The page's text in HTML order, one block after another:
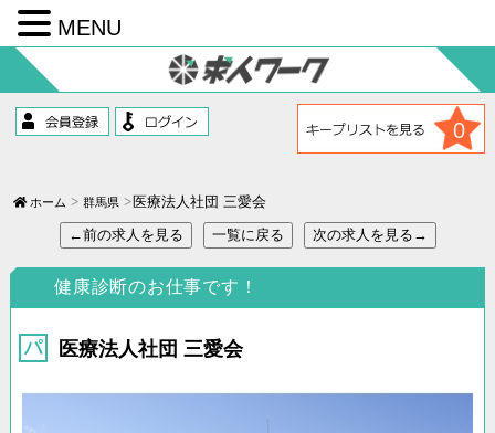
コ
テ
ン
ツ
ッ
プ
0
ホーム 群馬県
医療法人社団 三愛会
←前の求人を見る
一覧に戻る 次の求人を見る→
健康診断のお仕事です！
医療法人社団 三愛会
MENU